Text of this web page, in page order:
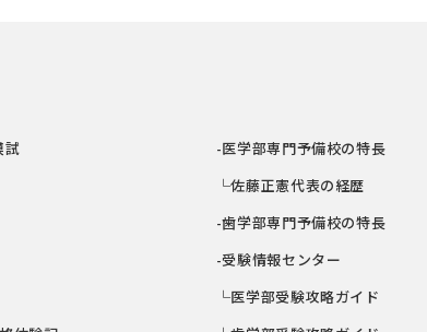
試
-医学部専門予備校の特長
└佐藤正憲代表の経歴
-歯学部専門予備校の特長
-受験情報センター
└医学部受験攻略ガイド